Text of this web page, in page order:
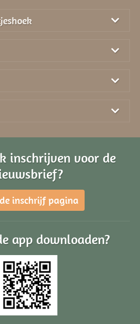
inschrijven voor de
inschrijf pagina
app downloaden?